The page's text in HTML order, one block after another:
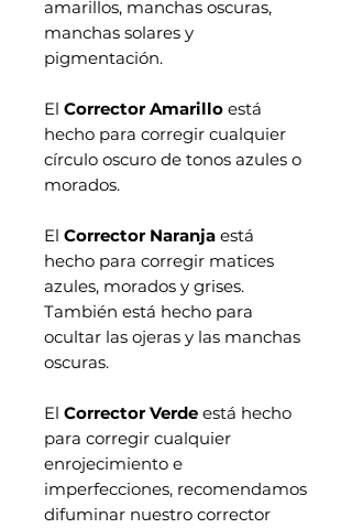
amarillos, manchas oscuras,
manchas solares y
pigmentación.
El Corrector Amarillo está
hecho para corregir cualquier
círculo oscuro de tonos azules o
morados.
El Corrector Naranja está
hecho para corregir matices
azules, morados y grises.
También está hecho para
ocultar las ojeras y las manchas
oscuras.
El Corrector Verde está hecho
para corregir cualquier
enrojecimiento e
imperfecciones, recomendamos
difuminar nuestro corrector